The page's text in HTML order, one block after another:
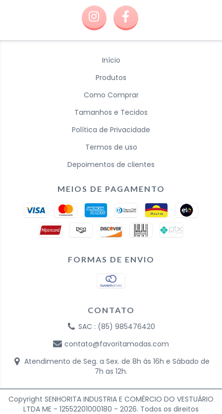
Início
Produtos
Como Comprar
Tamanhos e Tecidos
Política de Privacidade
Termos de uso
Depoimentos de clientes
MEIOS DE PAGAMENTO
FORMAS DE ENVIO
CONTATO
SAC : (85) 985476420
contato@favoritamodas.com
Atendimento de Seg. a Sex. de 8h ás 16h e Sábado de
7h as 12h.
Copyright SENHORITA INDUSTRIA E COMÉRCIO DO VESTUÁRIO
LTDA ME - 12552201000180 - 2026. Todos os direitos